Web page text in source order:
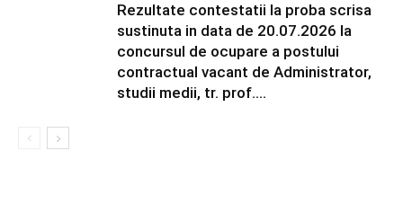
Rezultate contestatii la proba scrisa
sustinuta in data de 20.07.2026 la
concursul de ocupare a postului
contractual vacant de Administrator,
studii medii, tr. prof....